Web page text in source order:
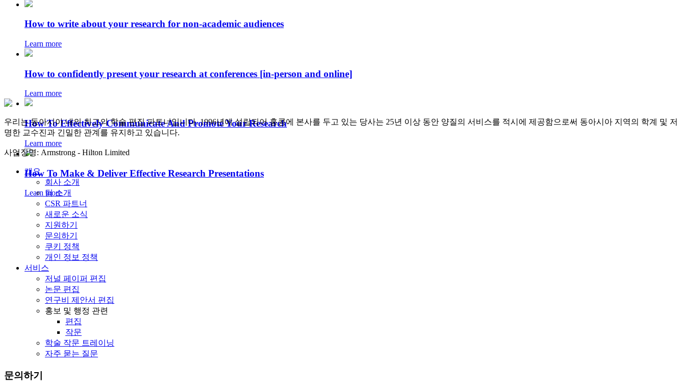
How to write about your research for non-academic audiences
Learn more
How to confidently present your research at conferences [in-person and online]
Learn more
How To Effectively Communicate And Promote Your Research
Learn more
How To Make & Deliver Effective Research Presentations
Learn more
우리는 동아시아 내의 최고의 학술 편집 파트너입니다. 1996년에 설립되어 홍콩에 본사를 두고 있는 당사는 25년 이상 동안 양질의 서비스를 적시에 제공함으로써 동아시아 지역의 학계 및 저
명한 교수진과 긴밀한 관계를 유지하고 있습니다.
사업장명: Armstrong - Hilton Limited
개요
회사 소개
팀 소개
CSR 파트너
새로운 소식
지원하기
문의하기
쿠키 정책
개인 정보 정책
서비스
저널 페이퍼 편집
논문 편집
연구비 제안서 편집
홍보 및 행정 관련
편집
작문
학술 작문 트레이닝
자주 묻는 질문
문의하기